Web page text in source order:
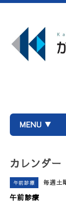
MENU ▼
カレンダー
午前診療 毎週土
午前診療